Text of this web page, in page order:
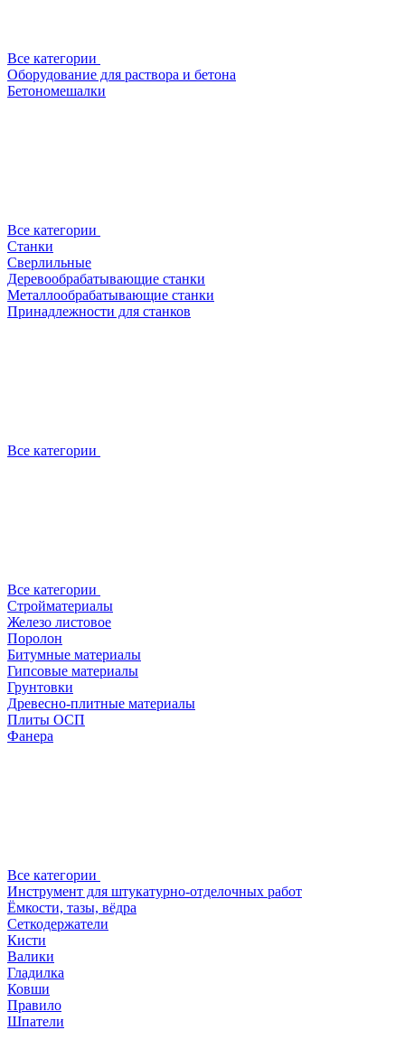
Все категории
Оборудование для раствора и бетона
Бетономешалки
Все категории
Станки
Сверлильные
Деревообрабатывающие станки
Металлообрабатывающие станки
Принадлежности для станков
Все категории
Все категории
Стройматериалы
Железо листовое
Поролон
Битумные материалы
Гипсовые материалы
Грунтовки
Древесно-плитные материалы
Плиты ОСП
Фанера
Все категории
Инструмент для штукатурно-отделочных работ
Ёмкости, тазы, вёдра
Сеткодержатели
Кисти
Валики
Гладилка
Ковши
Правило
Шпатели